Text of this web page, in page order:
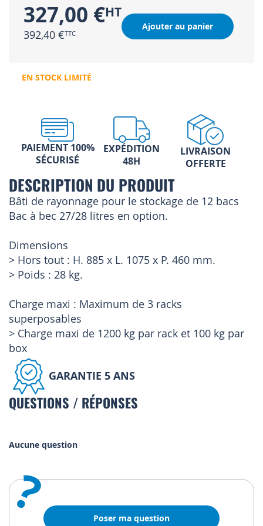
327,00 €
392,40 €
Ajouter au panier
EN STOCK LIMITÉ
PAIEMENT 100%
SÉCURISÉ
EXPÉDITION
48H
LIVRAISON
OFFERTE
DESCRIPTION DU PRODUIT
Bâti de rayonnage pour le stockage de 12 bacs
Bac à bec 27/28 litres en option.
Dimensions
> Hors tout : H. 885 x L. 1075 x P. 460 mm.
> Poids : 28 kg.
Charge maxi : Maximum de 3 racks
superposables
> Charge maxi de 1200 kg par rack et 100 kg par
box
GARANTIE 5 ANS
QUESTIONS / RÉPONSES
Aucune question
? Poser ma question